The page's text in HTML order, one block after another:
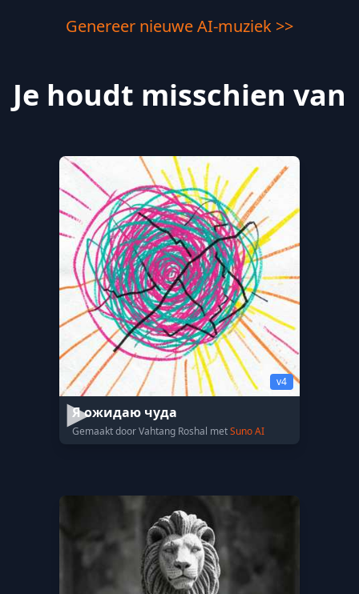
Genereer nieuwe AI-muziek >>
Je houdt misschien van
v4
Я ожидаю чуда
Gemaakt door Vahtang Roshal metSuno AI